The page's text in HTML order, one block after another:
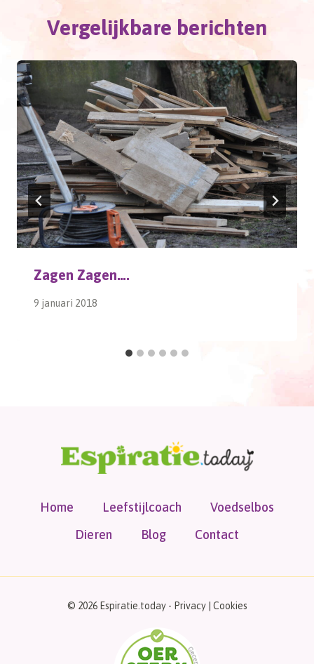
Vergelijkbare berichten
Zagen Zagen….
9 januari 2018
Home Leefstijlcoach
Voedselbos
Dieren
Blog Contact
© 2026 Espiratie.today - Privacy| Cookies